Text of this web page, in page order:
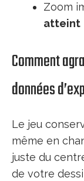
Zoom
atteint
Comment
données
Le jeu
même en
juste du
de votre